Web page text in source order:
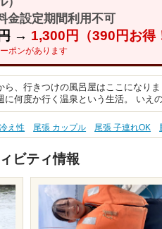
金設定期間利用不可
→ 1,300円（390円お得
ポンがあります
ら、行きつけの風呂屋はここになり
に何度か行く温泉という生活。 いえ
え性 尾張 カップル 尾張 子連れOK
ビティ情報